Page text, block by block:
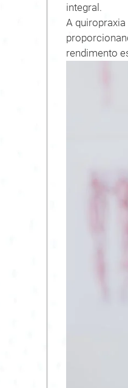
integral.
A
rendimento